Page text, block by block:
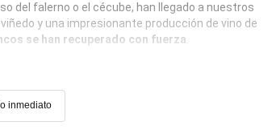
del falerno o el cécube, han llegado a nuestros
y una impresionante producción de vino de
se han recuperado con fuerza
inmediato